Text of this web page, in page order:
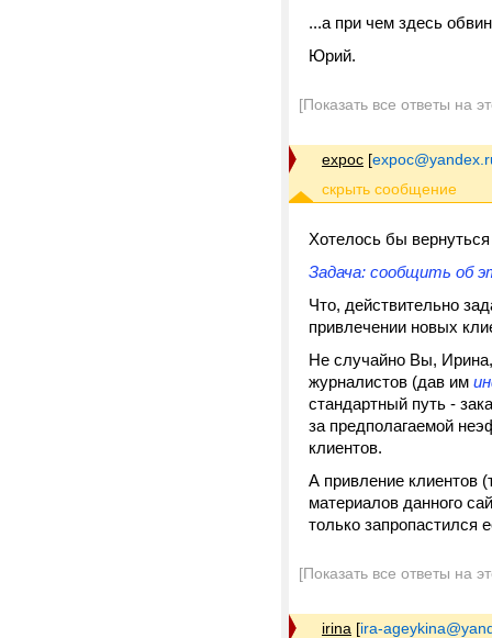
...а при чем здесь
Юрий.
[Показать все ответы на
expoc [
Хотелось бы
Задача: сообщить об
Что, действительно
привлечении новых
Не случайно Вы,
журналистов (дав им
стандартный путь -
за предполагаемой
клиентов.
А привление клиентов
материалов данного
только запропастился
[Показать все ответы на
irina [ira-